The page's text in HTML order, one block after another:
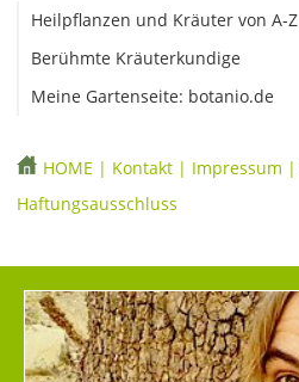
Heilpflanzen und Kräuter von A-Z
Berühmte Kräuterkundige
Meine Gartenseite: botanio.de
HOME | Kontakt | Impressum |
Haftungsausschluss